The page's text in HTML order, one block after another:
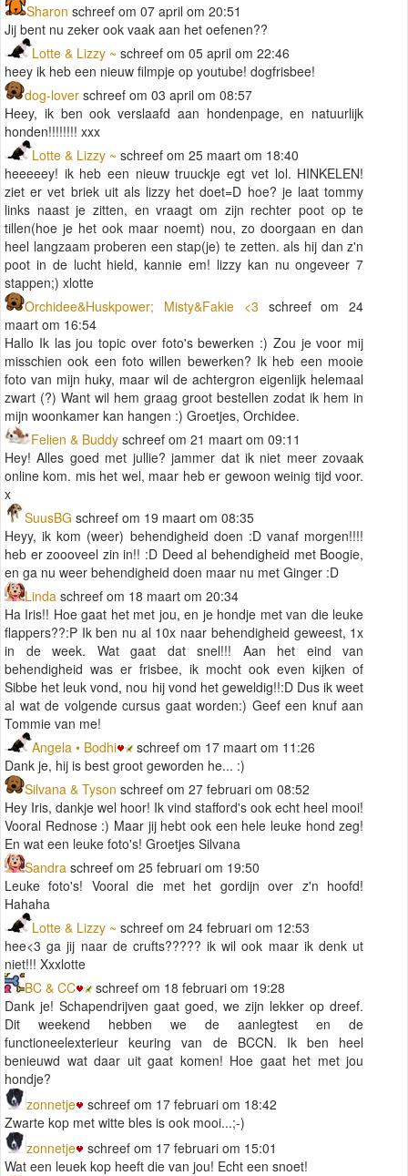
Sharon schreef om 07 april om 20:51
Jij bent nu zeker ook vaak aan het oefenen??
Lotte & Lizzy ~ schreef om 05 april om 22:46
heey ik heb een nieuw filmpje op youtube! dogfrisbee!
dog-lover schreef om 03 april om 08:57
Heey, ik ben ook verslaafd aan hondenpage, en natuurlijk
honden!!!!!!!! xxx
Lotte & Lizzy ~ schreef om 25 maart om 18:40
heeeeey! ik heb een nieuw truuckje egt vet lol. HINKELEN!
ziet er vet briek uit als lizzy het doet=D hoe? je laat tommy
links naast je zitten, en vraagt om zijn rechter poot op te
tillen(hoe je het ook maar noemt) nou, zo doorgaan en dan
heel langzaam proberen een stap(je) te zetten. als hij dan z'n
poot in de lucht hield, kannie em! lizzy kan nu ongeveer 7
stappen;) xlotte
Orchidee&Huskpower; Misty&Fakie <3 schreef om 24
maart om 16:54
Hallo Ik las jou topic over foto's bewerken :) Zou je voor mij
misschien ook een foto willen bewerken? Ik heb een mooie
foto van mijn huky, maar wil de achtergron eigenlijk helemaal
zwart (?) Want wil hem graag groot bestellen zodat ik hem in
mijn woonkamer kan hangen :) Groetjes, Orchidee.
Felien & Buddy schreef om 21 maart om 09:11
Hey! Alles goed met jullie? jammer dat ik niet meer zovaak
online kom. mis het wel, maar heb er gewoon weinig tijd voor.
x
SuusBG schreef om 19 maart om 08:35
Heyy, ik kom (weer) behendigheid doen :D vanaf morgen!!!!
heb er zoooveel zin in!! :D Deed al behendigheid met Boogie,
en ga nu weer behendigheid doen maar nu met Ginger :D
Linda schreef om 18 maart om 20:34
Ha Iris!! Hoe gaat het met jou, en je hondje met van die leuke
flappers??:P Ik ben nu al 10x naar behendigheid geweest, 1x
in de week. Wat gaat dat snel!!! Aan het eind van
behendigheid was er frisbee, ik mocht ook even kijken of
Sibbe het leuk vond, nou hij vond het geweldig!!:D Dus ik weet
al wat de volgende cursus gaat worden:) Geef een knuf aan
Tommie van me!
Angela • Bodhi
schreef om 17 maart om 11:26
Dank je, hij is best groot geworden he... :)
Silvana & Tyson schreef om 27 februari om 08:52
Hey Iris, dankje wel hoor! Ik vind stafford's ook echt heel mooi!
Vooral Rednose :) Maar jij hebt ook een hele leuke hond zeg!
En wat een leuke foto's! Groetjes Silvana
Sandra schreef om 25 februari om 19:50
Leuke foto's! Vooral die met het gordijn over z'n hoofd!
Hahaha
Lotte & Lizzy ~ schreef om 24 februari om 12:53
hee<3 ga jij naar de crufts????? ik wil ook maar ik denk ut
niet!!! Xxxlotte
BC & CC
schreef om 18 februari om 19:28
Dank je! Schapendrijven gaat goed, we zijn lekker op dreef.
Dit weekend hebben we de aanlegtest en de
functioneelexterieur keuring van de BCCN. Ik ben heel
benieuwd wat daar uit gaat komen! Hoe gaat het met jou
hondje?
zonnetje
schreef om 17 februari om 18:42
Zwarte kop met witte bles is ook mooi...;-)
zonnetje
schreef om 17 februari om 15:01
Wat een leuek kop heeft die van jou! Echt een snoet!